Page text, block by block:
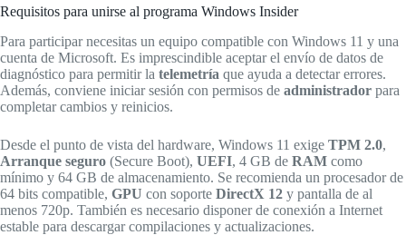
Requisitos para unirse al programa Windows Insider
Para participar necesitas un equipo compatible con Windows 11 y una
cuenta de Microsoft. Es imprescindible aceptar el envío de datos de
diagnóstico para permitir la telemetría que ayuda a detectar errores.
Además, conviene iniciar sesión con permisos de administrador para
completar cambios y reinicios.
Desde el punto de vista del hardware, Windows 11 exige TPM 2.0,
Arranque seguro (Secure Boot), UEFI, 4 GB de RAM como
mínimo y 64 GB de almacenamiento. Se recomienda un procesador de
64 bits compatible, GPU con soporte DirectX 12 y pantalla de al
menos 720p. También es necesario disponer de conexión a Internet
estable para descargar compilaciones y actualizaciones.